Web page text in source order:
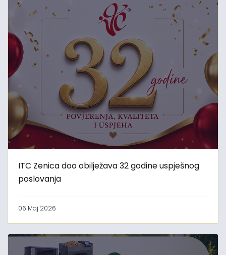
ITC Zenica doo obilježava 32 godine uspješnog
poslovanja
06 Maj 2026